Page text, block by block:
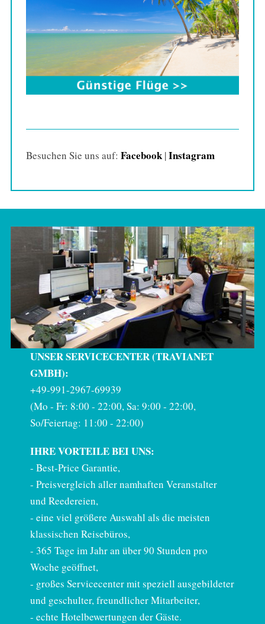
Besuchen Sie uns auf: Facebook|Instagram
UNSER SERVICECENTER (TRAVIANET
GMBH):
+49-991-2967-69939
(Mo - Fr: 8:00 - 22:00, Sa: 9:00 - 22:00,
So/Feiertag: 11:00 - 22:00)
IHRE VORTEILE BEI UNS:
- Best-Price Garantie,
- Preisvergleich aller namhaften Veranstalter
und Reedereien,
- eine viel größere Auswahl als die meisten
klassischen Reisebüros,
- 365 Tage im Jahr an über 90 Stunden pro
Woche geöffnet,
- großes Servicecenter mit speziell ausgebildeter
und geschulter, freundlicher Mitarbeiter,
- echte Hotelbewertungen der Gäste.